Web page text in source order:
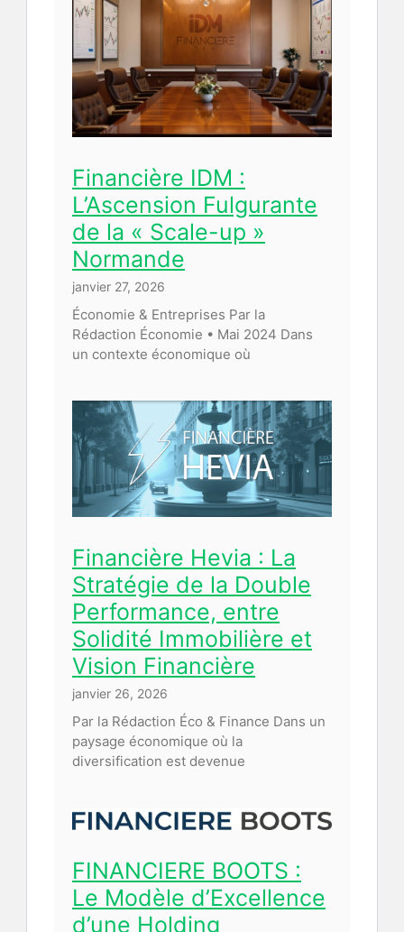
Financière IDM :
L’Ascension Fulgurante
de la « Scale-up »
Normande
janvier 27, 2026
Économie & Entreprises Par la
Rédaction Économie • Mai 2024 Dans
un contexte économique où
Financière Hevia : La
Stratégie de la Double
Performance, entre
Solidité Immobilière et
Vision Financière
janvier 26, 2026
Par la Rédaction Éco & Finance Dans un
paysage économique où la
diversification est devenue
FINANCIERE BOOTS :
Le Modèle d’Excellence
d’une Holding